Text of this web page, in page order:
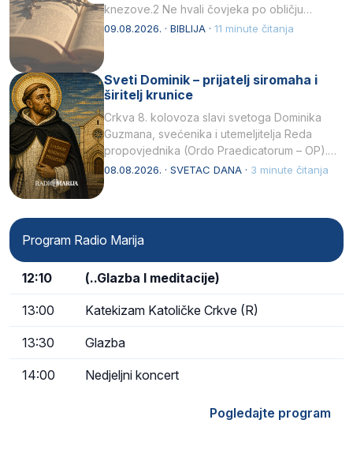
knezove.2 Ne hvali čovjeka po obličju
njegovui…
09.08.2026. · BIBLIJA · 11 minute čitanja
Sveti Dominik – prijatelj siromaha i
širitelj krunice
Crkva 8. kolovoza slavi svetoga Dominika
Guzmana, svećenika i utemeljitelja Reda
propovjednika (Ordo Praedicatorum – OP).
Svojim životom, dubokom ljubavlju prema
08.08.2026. · SVETAC DANA · 3 minute čitanja
Program Radio Marija
12:10 (..Glazba I meditacije)
13:00 Katekizam Katoličke Crkve (R)
13:30 Glazba
14:00 Nedjeljni koncert
Pogledajte program